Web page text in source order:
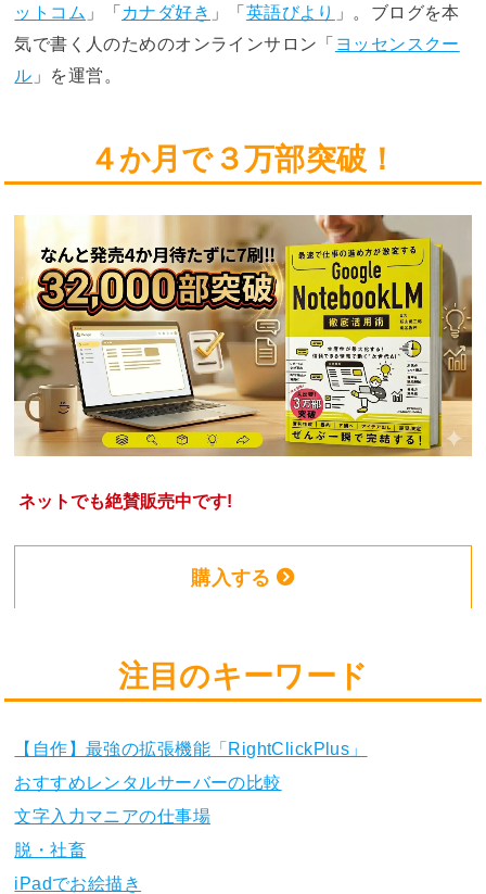
ットコム 」「カナダ好き 」「英語びより
」。ブログを本
気で書く人のためのオンラインサロン「 ヨッセンスクー
ル 」を運営。
４か月で３万部突破！
ネットでも絶賛販売中です!
購入する
注目のキーワード
【自作】最強の拡張機能「RightClickPlus」
おすすめレンタルサーバーの比較
文字入力マニアの仕事場
脱・社畜
iPadでお絵描き